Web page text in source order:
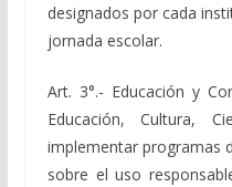
designados por cada
jornada escolar.
Art. 3°.- Educación y
Educación, Cultura,
implementar programas
sobre el uso